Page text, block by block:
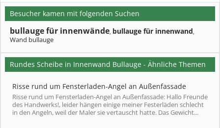
Besucher kamen mit folgenden Suchen
bullauge für innenwände, bullauge für innenwand,
Wand bullauge
Rundes Scheibe in Innenwand Bullauge - Ähnliche Themen
Risse rund um Fensterladen-Angel an Außenfassade
Risse rund um Fensterladen-Angel an Außenfassade: Hallo Freunde
des Handwerks!, leider hängen einige meiner Festerläden schlecht
in den Angeln, weil der Maler sie vertauscht hatte. Das Gewicht...